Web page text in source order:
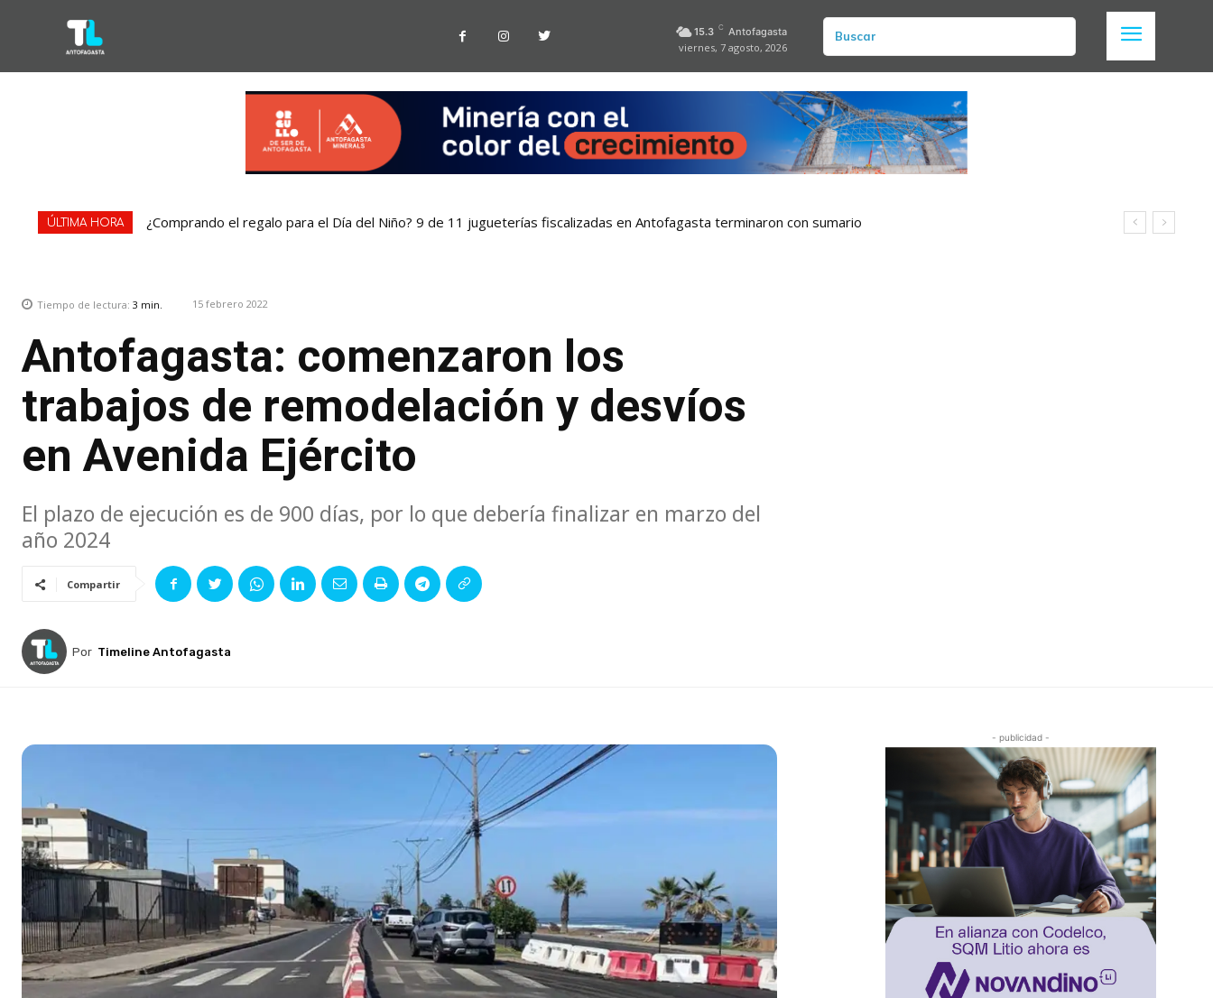
15.3 C Antofagasta
viernes, 7 agosto, 2026
Buscar
ÚLTIMA HORA ¿Comprando el regalo para el Día del Niño? 9 de 11 jugueterías fiscalizadas en Antofagasta terminaron con sumario
Tiempo de lectura: 3 min. 15 febrero 2022
Antofagasta: comenzaron los
trabajos de remodelación y desvíos
en Avenida Ejército
El plazo de ejecución es de 900 días, por lo que debería finalizar en marzo del
año 2024
Compartir
Por Timeline Antofagasta
- publicidad -